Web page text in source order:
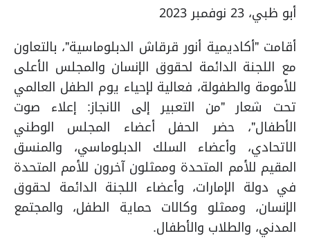
أبو ظبي، 23 نوفمبر 2023
أقامت "أكاديمية أنور قرقاش الدبلوماسية"، بالتعاون
مع اللجنة الدائمة لحقوق الإنسان والمجلس الأعلى
للأمومة والطفولة، فعالية لإحياء يوم الطفل العالمي
تحت شعار "من التعبير إلى الانجاز: إعلاء صوت
الأطفال"، حضر الحفل أعضاء المجلس الوطني
الاتحادي، وأعضاء السلك الدبلوماسي، والمنسق
المقيم للأمم المتحدة وممثلون آخرون للأمم المتحدة
في دولة الإمارات، وأعضاء اللجنة الدائمة لحقوق
الإنسان، وممثلو وكالات حماية الطفل، والمجتمع
المدني، والطلاب والأطفال.